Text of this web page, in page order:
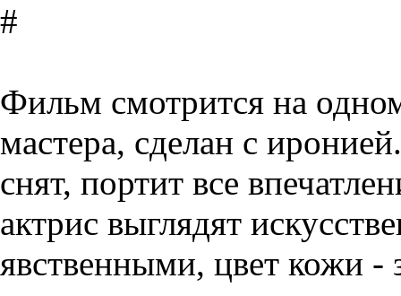
#
Фильм смотрится на
мастера, сделан с
снят, портит все
актрис выглядят
явственными, цвет кожи -